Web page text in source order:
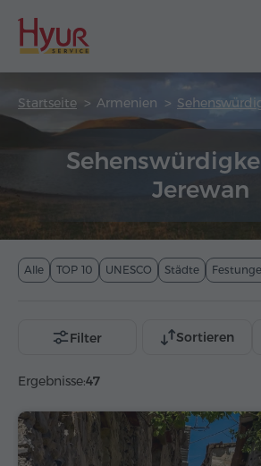
Startseite Armenien
Jerewan
Alle TOP 10 UNESCO Städte
Ergebnisse:47
Filter Sortieren